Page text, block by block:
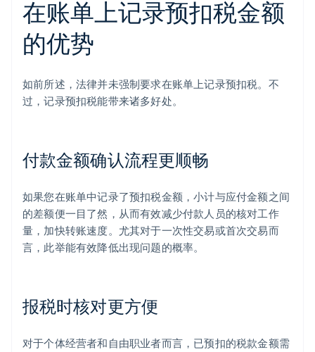
在账单上记录预扣税金额
的优势
如前所述，法律并未强制要求在账单上记录预扣税。不
过，记录预扣税能带来诸多好处。
付款金额确认流程更顺畅
如果您在账单中记录了预扣税金额，小计与应付金额之间
的差额便一目了然，从而有效减少付款人员的核对工作
量，加快转账速度。尤其对于一次性交易或首次交易而
言，此举能有效降低出现问题的概率。
报税时核对更方便
对于个体经营者和自由职业者而言，已预扣的税款金额需